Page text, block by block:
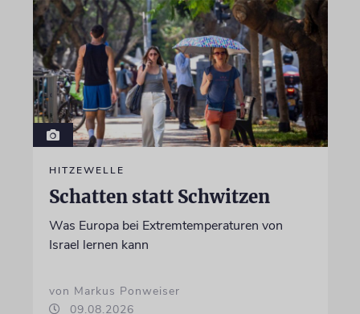
HITZEWELLE
Schatten statt Schwitzen
Was Europa bei Extremtemperaturen von
Israel lernen kann
von Markus Ponweiser
09.08.2026